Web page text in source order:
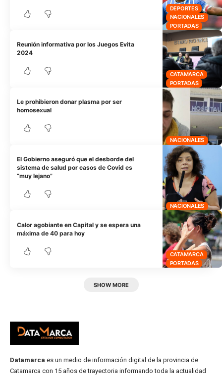
DEPORTES
NACIONALES
PORTADAS
CATAMARCA
PORTADAS
Reunión informativa por los Juegos Evita
2024
NACIONALES
Le prohibieron donar plasma por ser
homosexual
NACIONALES
El Gobierno aseguró que el desborde del
sistema de salud por casos de Covid es
“muy lejano”
CATAMARCA
PORTADAS
Calor agobiante en Capital y se espera una
máxima de 40 para hoy
SHOW MORE
Datamarca es un medio de información digital de la provincia de
Catamarca con 15 años de trayectoria informando toda la actualidad